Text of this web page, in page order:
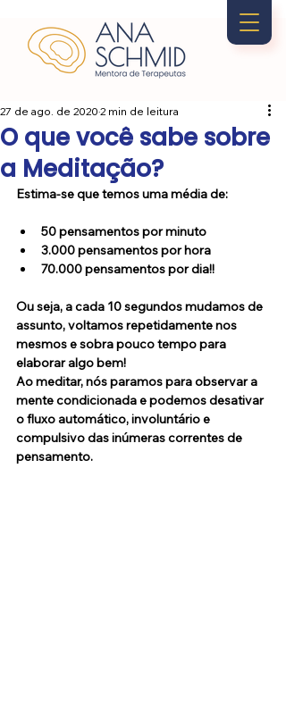
O que você sabe sobre
a Meditação?
27 de ago. de 2020 2 min de leitura
Estima-se que temos uma média de:
50 pensamentos por minuto
3.000 pensamentos por hora
70.000 pensamentos por dia!!
Ou seja, a cada 10 segundos mudamos de
assunto, voltamos repetidamente nos
mesmos e sobra pouco tempo para
elaborar algo bem!
Ao meditar, nós paramos para observar a
mente condicionada e podemos desativar
o fluxo automático, involuntário e
compulsivo das inúmeras correntes de
pensamento.